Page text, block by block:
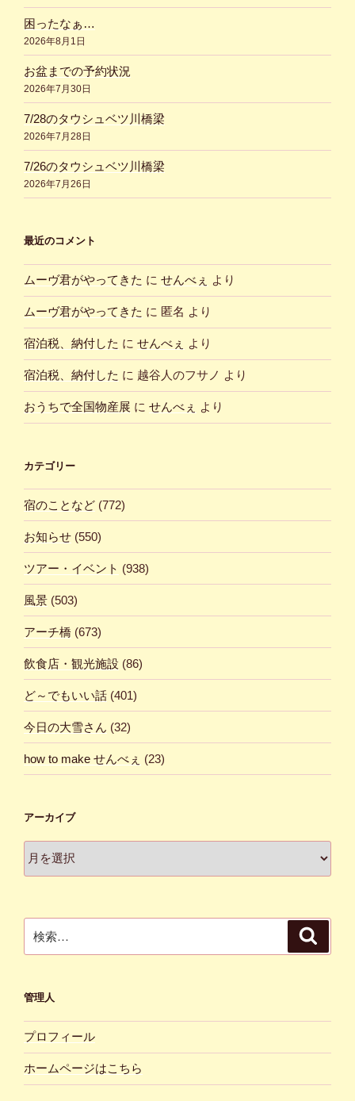
困ったなぁ…
2026年8月1日
お盆までの予約状況
2026年7月30日
7/28のタウシュベツ川橋梁
2026年7月28日
7/26のタウシュベツ川橋梁
2026年7月26日
最近のコメント
ムーヴ君がやってきた に せんべぇ より
ムーヴ君がやってきた に 匿名 より
宿泊税、納付した に せんべぇ より
宿泊税、納付した に 越谷人のフサノ より
おうちで全国物産展 に せんべぇ より
カテゴリー
宿のことなど (772)
お知らせ (550)
ツアー・イベント (938)
風景 (503)
アーチ橋 (673)
飲食店・観光施設 (86)
ど～でもいい話 (401)
今日の大雪さん (32)
how to make せんべぇ (23)
アーカイブ
ー
索:
管理人
プロフィール
ホームページはこちら